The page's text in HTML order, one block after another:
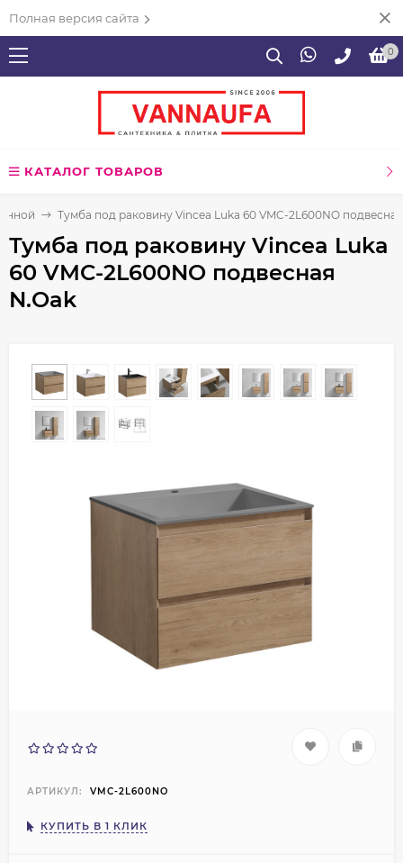
Полная версия сайта
0
КАТАЛОГ ТОВАРОВ
Тумба под раковину Vincea Luka 60 VMC-2L600NO
Тумба под раковину Vincea Luka
60 VMC-2L600NO подвесная
N.Oak
АРТИКУЛ: VMC-2L600NO
КУПИТЬ В 1 КЛИК